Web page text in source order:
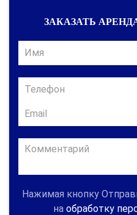
ЗАКАЗАТЬ
Нажимая кнопку
на обработку